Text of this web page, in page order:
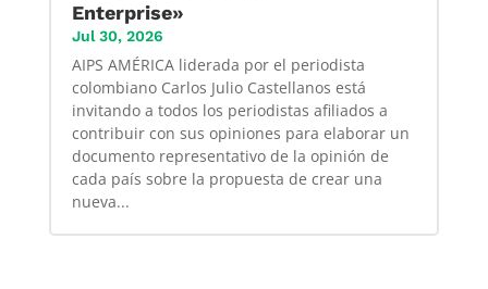
Enterprise»
Jul 30, 2026
AIPS AMÉRICA liderada por el periodista
colombiano Carlos Julio Castellanos está
invitando a todos los periodistas afiliados a
contribuir con sus opiniones para elaborar un
documento representativo de la opinión de
cada país sobre la propuesta de crear una
nueva...